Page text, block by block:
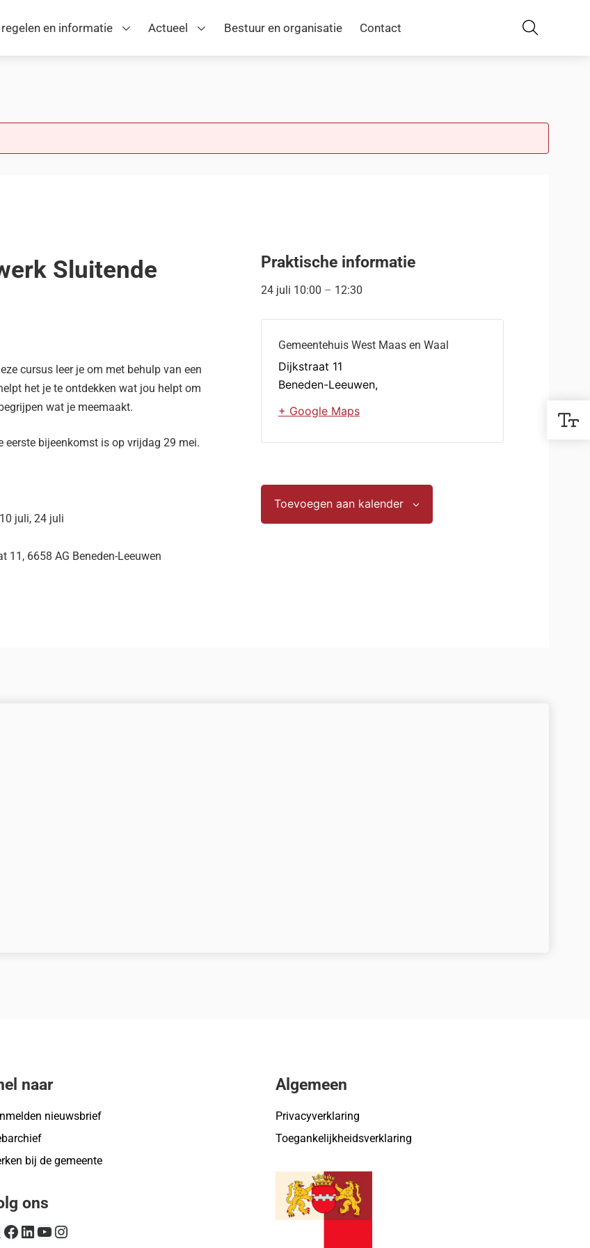
en informatie Actueel Bestuur en organisatie Contact Zoeken
Sluitende
cursus leer je om met behulp van een
het je te ontdekken wat jou helpt om
wat je meemaakt.
eerste bijeenkomst is op vrijdag 29 mei.
juli, 24 juli
11, 6658 AG Beneden-Leeuwen
Praktische informatie
24 juli 10:00 – 12:30
Gemeentehuis West Maas en Waal
Dijkstraat 11
Beneden-Leeuwen,
+ Google Maps
Toevoegen aan kalender
naar
nieuwsbrief
bij de gemeente
ons
Facebook
LinkedIn
YouTube
Instagram
Algemeen
Privacyverklaring
Toegankelijkheidsverklaring